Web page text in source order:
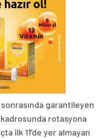
garantileyen
kadrosunda rotasyona
ilk 11’de yer almayan